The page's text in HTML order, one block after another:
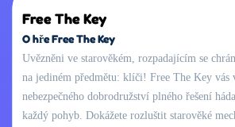
Free The Key
O hře Free The Key
Uvězněni ve starověkém, rozpadajícím se
na jediném předmětu: klíči! Free The Key vás
nebezpečného dobrodružství plného řešení
každý pohyb. Dokážete rozluštit starověké